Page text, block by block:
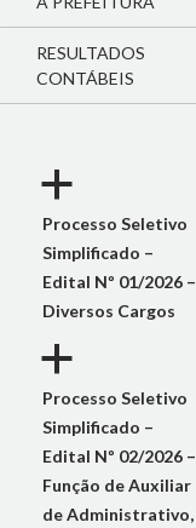
RESULTADOS
CONTÁBEIS
a
Processo Seletivo
Simplificado –
Edital Nº 01/2026 –
Diversos Cargos
a
Processo Seletivo
Simplificado –
Edital Nº 02/2026 –
Função de Auxiliar
de Administrativo,